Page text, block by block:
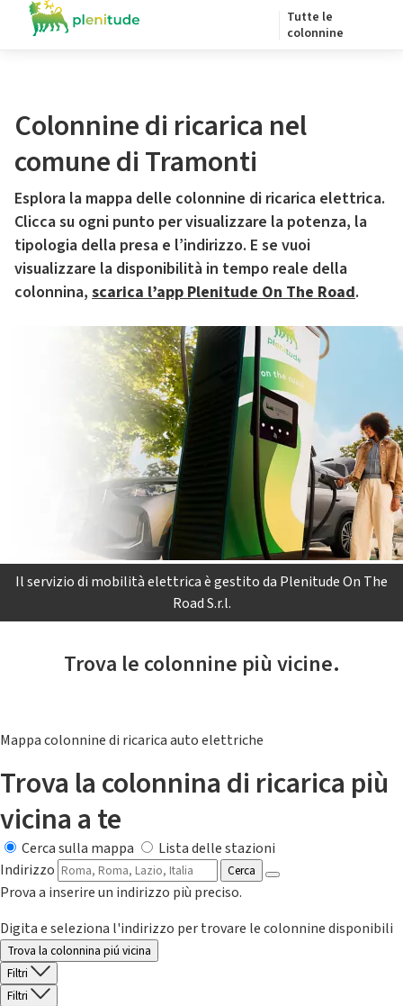
Tutte le
colonnine
Colonnine di ricarica nel
comune di Tramonti
Esplora la mappa delle colonnine di ricarica elettrica.
Clicca su ogni punto per visualizzare la potenza, la
tipologia della presa e l’indirizzo. E se vuoi
visualizzare la disponibilità in tempo reale della
colonnina, scarica l’app Plenitude On The Road.
Il servizio di mobilità elettrica è gestito da Plenitude On The
Road S.r.l.
Trova le colonnine più vicine.
Mappa colonnine di ricarica auto elettriche
Trova la colonnina di ricarica più
vicina a te
Cerca sulla mappa
Lista delle stazioni
Indirizzo
Cerca
Prova a inserire un indirizzo più preciso.
Digita e seleziona l'indirizzo per trovare le colonnine disponibili
Trova la colonnina piú vicina
Filtri
Filtri